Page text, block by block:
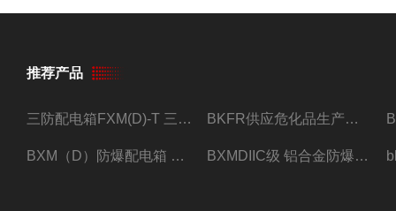
推荐产品
三防配电箱FXM(D)-T 三防型黑色工程塑料 BKFR供应危化品生产车间1.5匹2匹3匹5匹防爆空调
BXM（D）防爆配电箱 防爆照明动力箱厂家 定做 BXMDIIC级 铝合金防爆照明动力配电箱 加工定做